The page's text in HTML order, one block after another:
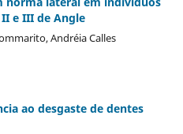
e III de Angle
Andréia Calles
ao desgaste de dentes